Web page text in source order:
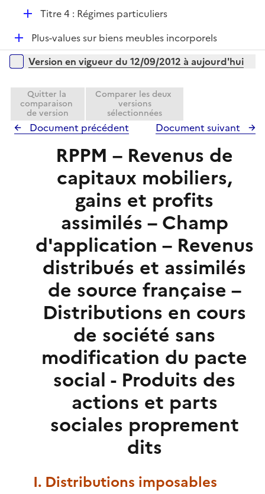
r
l
e
D
p
l
i
e
r
Titre 4 : Régimes particuliers
D
é
p
e
r
Plus-values sur biens meubles incorporels
Versions sur la période
Version en vigueur du 12/09/2012 à aujourd'hui
Quitter la
comparaison
de version
Comparer les deux
versions
sélectionnées
Document précédent Document suivant
RPPM – Revenus de
capitaux mobiliers,
gains et profits
assimilés – Champ
d'application – Revenus
distribués et assimilés
de source française –
Distributions en cours
de société sans
modification du pacte
social - Produits des
actions et parts
sociales proprement
dits
I. Distributions imposables